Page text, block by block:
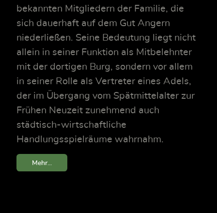
bekannten Mitgliedern der Familie, die
sich dauerhaft auf dem Gut Angern
niederließen. Seine Bedeutung liegt nicht
allein in seiner Funktion als Mitbelehnter
mit der dortigen Burg, sondern vor allem
in seiner Rolle als Vertreter eines Adels,
der im Übergang vom Spätmittelalter zur
Frühen Neuzeit zunehmend auch
städtisch-wirtschaftliche
Handlungsspielräume wahrnahm.
Mehr...